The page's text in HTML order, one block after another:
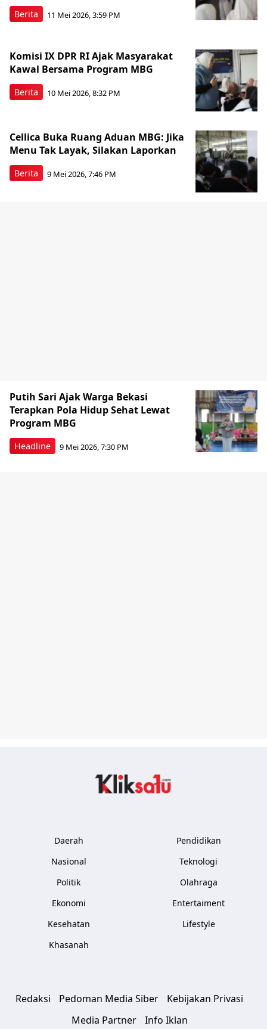
Berita 11 Mei 2026, 3:59 PM
Berita
Komisi IX DPR RI Ajak Masyarakat
Kawal Bersama Program MBG
10 Mei 2026, 8:32 PM
Berita
Cellica Buka Ruang Aduan MBG: Jika
Menu Tak Layak, Silakan Laporkan
9 Mei 2026, 7:46 PM
Headline
Putih Sari Ajak Warga Bekasi
Terapkan Pola Hidup Sehat Lewat
Program MBG
9 Mei 2026, 7:30 PM
Daerah
Nasional
Politik
Ekonomi
Kesehatan
Khasanah
Pendidikan
Teknologi
Olahraga
Entertaiment
Lifestyle
Redaksi Pedoman Media Siber
Kebijakan Privasi
Media Partner
Info Iklan